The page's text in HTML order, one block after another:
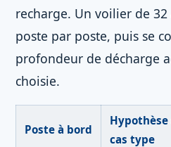
recharge. Un voilier de 32
poste par poste, puis se
profondeur de décharge
choisie.
Poste à bord
Hypothèse
cas type